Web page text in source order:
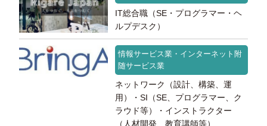
IT総合職（SE・プログラマー・ヘ
ルプデスク）
情報サービス業・インターネット附
随サービス業
ネットワーク（設計、構築、運
用）・SI（SE、プログラマー、ク
ラウド等）・インストラクター
（人材開発、教育講師等）